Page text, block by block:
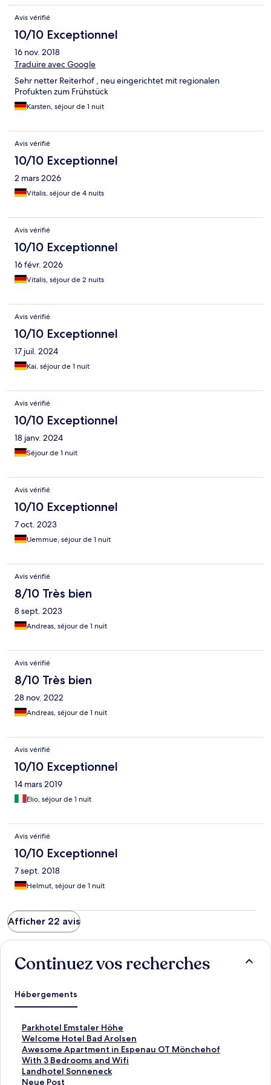
Avis vérifié
10/10 Exceptionnel
16 nov. 2018
Traduire avec Google
Sehr netter Reiterhof , neu eingerichtet mit regionalen
Profukten zum Frühstück
Karsten, séjour de 1 nuit
Avis vérifié
10/10 Exceptionnel
2 mars 2026
Vitalis, séjour de 4 nuits
Avis vérifié
10/10 Exceptionnel
16 févr. 2026
Vitalis, séjour de 2 nuits
Avis vérifié
10/10 Exceptionnel
17 juil. 2024
Kai, séjour de 1 nuit
Avis vérifié
10/10 Exceptionnel
18 janv. 2024
Séjour de 1 nuit
Avis vérifié
10/10 Exceptionnel
7 oct. 2023
Uemmue, séjour de 1 nuit
Avis vérifié
8/10 Très bien
8 sept. 2023
Andreas, séjour de 1 nuit
Avis vérifié
8/10 Très bien
28 nov. 2022
Andreas, séjour de 1 nuit
Avis vérifié
10/10 Exceptionnel
14 mars 2019
Elio, séjour de 1 nuit
Avis vérifié
10/10 Exceptionnel
7 sept. 2018
Helmut, séjour de 1 nuit
Afficher 22 avis
Continuez vos recherches
Hébergements
Parkhotel Emstaler Höhe
L
i
e
n
o
u
Welcome Hotel Bad Arolsen
L
i
e
n
o
Awesome Apartment in Espenau OT Mönchehof
With 3 Bedrooms and Wifi
L
i
e
n
Landhotel Sonneneck
L
iNeue Post
L